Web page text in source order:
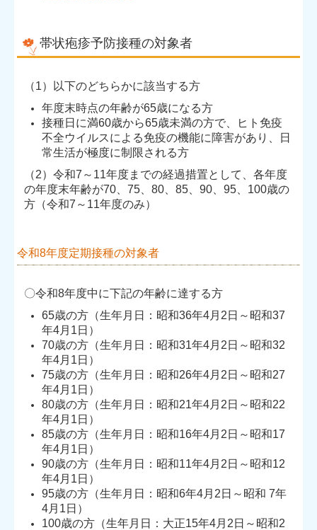
帯状疱疹予防接種の対象者
（1）以下のどちらかに該当する方
年度末時点の年齢が65歳になる方
接種日に満60歳から65歳未満の方で、ヒト免疫
不全ウイルスによる免疫の機能に障害があり、日
常生活が極度に制限される方
（2）令和7～11年度までの経過措置として、各年度
の年度末年齢が70、75、80、85、90、95、100歳の
方（令和7～11年度のみ）
令和8年度定期接種の対象者
〇令和8年度中に下記の年齢に達する方
65歳の方（生年月日：昭和36年4月2日～昭和37
年4月1日）
70歳の方（生年月日：昭和31年4月2日～昭和32
年4月1日）
75歳の方（生年月日：昭和26年4月2日～昭和27
年4月1日）
80歳の方（生年月日：昭和21年4月2日～昭和22
年4月1日）
85歳の方（生年月日：昭和16年4月2日～昭和17
年4月1日）
90歳の方（生年月日：昭和11年4月2日～昭和12
年4月1日）
95歳の方（生年月日：昭和6年4月2日～昭和 7年
4月1日）
100歳の方（生年月日：大正15年4月2日～昭和2